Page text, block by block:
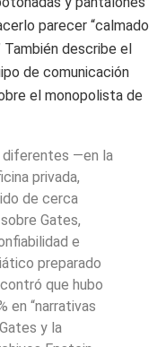
parecer “calmado
También describe el
de comunicación
el monopolista de
diferentes —en la
privada,
de cerca
Gates,
e
preparado
que hubo
en “narrativas
y la